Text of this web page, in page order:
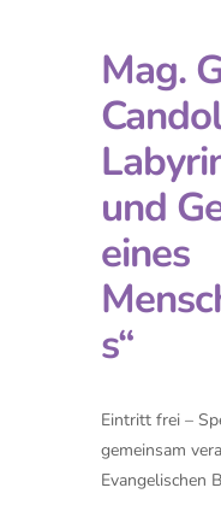
Mag.
und
eines
s“
Eintritt frei –
gemeinsam
Evangelischen